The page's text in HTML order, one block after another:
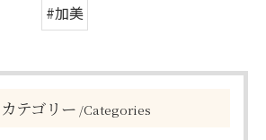
#加美
カテゴリー Categories